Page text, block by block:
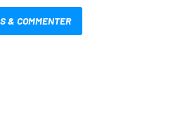
& COMMENTER